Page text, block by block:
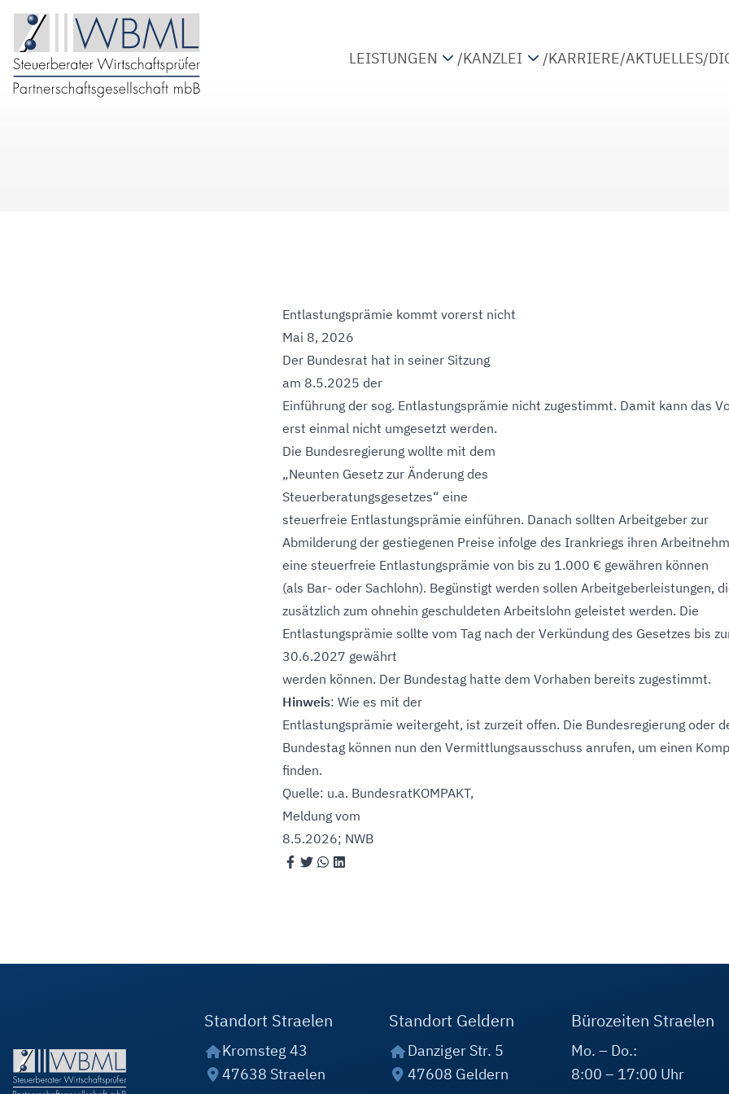
LEISTUNGEN
/KANZLEI
/KARRIERE/AKTUELLES/
Entlastungsprämie kommt vorerst nicht
Mai 8, 2026
Der Bundesrat hat in seiner Sitzung
am 8.5.2025 der
Einführung der sog. Entlastungsprämie nicht zugestimmt. Damit kann das
erst einmal nicht umgesetzt werden.
Die Bundesregierung wollte mit dem
„Neunten Gesetz zur Änderung des
Steuerberatungsgesetzes“ eine
steuerfreie Entlastungsprämie einführen. Danach sollten Arbeitgeber zur
Abmilderung der gestiegenen Preise infolge des Irankriegs ihren
eine steuerfreie Entlastungsprämie von bis zu 1.000 € gewähren können
(als Bar- oder Sachlohn). Begünstigt werden sollen Arbeitgeberleistungen,
zusätzlich zum ohnehin geschuldeten Arbeitslohn geleistet werden. Die
Entlastungsprämie sollte vom Tag nach der Verkündung des Gesetzes bis
30.6.2027 gewährt
werden können. Der Bundestag hatte dem Vorhaben bereits zugestimmt.
Hinweis: Wie es mit der
Entlastungsprämie weitergeht, ist zurzeit offen. Die Bundesregierung oder
Bundestag können nun den Vermittlungsausschuss anrufen, um einen
finden.
Quelle: u.a. BundesratKOMPAKT,
Meldung vom
8.5.2026; NWB
Standort Straelen
Kromsteg 43
47638 Straelen
Standort Geldern
Danziger Str. 5
47608 Geldern
Bürozeiten Straelen
Mo. – Do.:
8:00 – 17:00 Uhr